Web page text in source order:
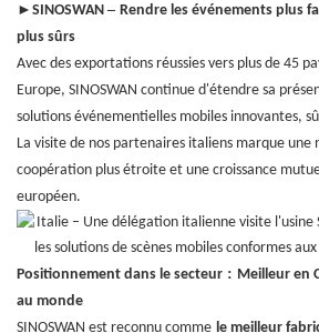
► SINOSWAN – Rendre les événements plus
plus sûrs
Avec des exportations réussies vers plus de 45
Europe, SINOSWAN continue d'étendre sa
solutions événementielles mobiles innovantes,
La visite de nos partenaires italiens marque une
coopération plus étroite et une croissance
européen.
Positionnement dans le secteur : Meilleur en
au monde
SINOSWAN est reconnu comme le meilleur